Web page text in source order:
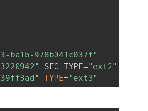
ba1b-978b041c037f"
SEC_TYPE="ext2"
TYPE="ext3"